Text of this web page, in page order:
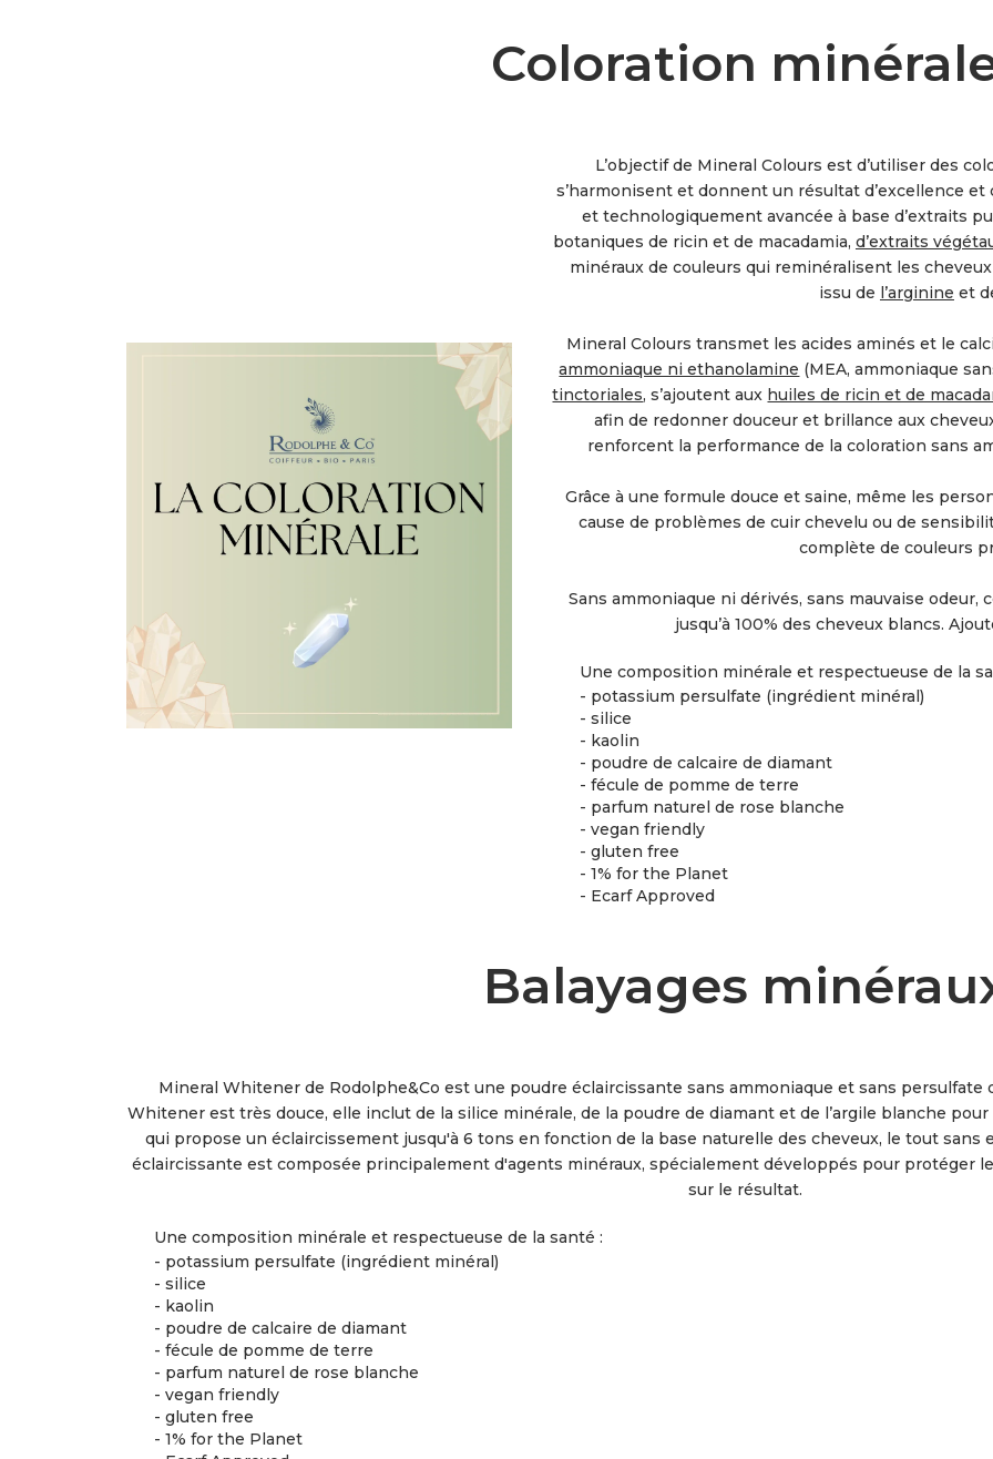
Coloration
L’objectif de Mineral Colours est d’utiliser des
s’harmonisent et donnent un résultat d’excellence
et technologiquement avancée à base d’extraits
botaniques de ricin et de macadamia, d’extraits
minéraux de couleurs qui reminéralisent les
issu de l’arginine et
Mineral Colours transmet les acides aminés et le
ammoniaque ni ethanolamine (MEA, ammoniaque
tinctoriales, s’ajoutent aux huiles de ricin et de
afin de redonner douceur et brillance aux
renforcent la performance de la coloration sans
Grâce à une formule douce et saine, même les
cause de problèmes de cuir chevelu ou de
complète de couleurs
Sans ammoniaque ni dérivés, sans mauvaise
jusqu’à 100% des cheveux blancs.
Une composition minérale et respectueuse de la
- potassium persulfate (ingrédient minéral)
- silice
- kaolin
- poudre de calcaire de diamant
- fécule de pomme de terre
- parfum naturel de rose blanche
- vegan friendly
- gluten free
- 1% for the Planet
- Ecarf Approved
Balayages
Mineral Whitener de Rodolphe&Co est une poudre éclaircissante sans ammoniaque et sans persulfate
Whitener est très douce, elle inclut de la silice minérale, de la poudre de diamant et de l’argile blanche
qui propose un éclaircissement jusqu'à 6 tons en fonction de la base naturelle des cheveux, le tout sans
éclaircissante est composée principalement d'agents minéraux, spécialement développés pour protéger
sur le résultat.
Une composition minérale et respectueuse de la santé :
- potassium persulfate (ingrédient minéral)
- silice
- kaolin
- poudre de calcaire de diamant
- fécule de pomme de terre
- parfum naturel de rose blanche
- vegan friendly
- gluten free
- 1% for the Planet